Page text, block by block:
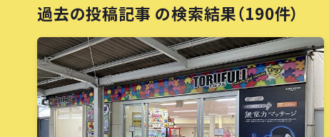
過去の投稿記事 の検索結果（190件）